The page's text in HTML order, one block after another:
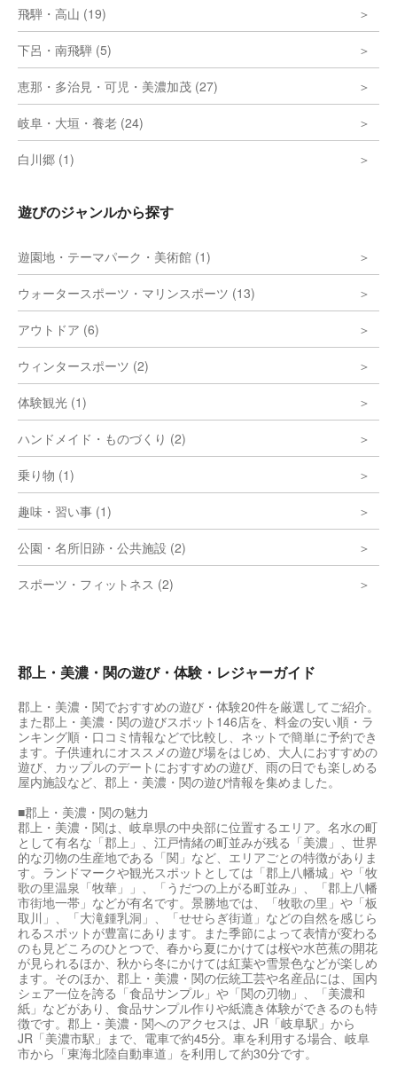
飛騨・高山 (19)
下呂・南飛騨 (5)
恵那・多治見・可児・美濃加茂 (27)
岐阜・大垣・養老 (24)
白川郷 (1)
遊びのジャンルから探す
遊園地・テーマパーク・美術館 (1)
ウォータースポーツ・マリンスポーツ (13)
アウトドア (6)
ウィンタースポーツ (2)
体験観光 (1)
ハンドメイド・ものづくり (2)
乗り物 (1)
趣味・習い事 (1)
公園・名所旧跡・公共施設 (2)
スポーツ・フィットネス (2)
郡上・美濃・関の遊び・体験・レジャーガイド
郡上・美濃・関でおすすめの遊び・体験20件を厳選してご紹介。
また郡上・美濃・関の遊びスポット146店を、料金の安い順・ラ
ンキング順・口コミ情報などで比較し、ネットで簡単に予約でき
ます。子供連れにオススメの遊び場をはじめ、大人におすすめの
遊び、カップルのデートにおすすめの遊び、雨の日でも楽しめる
屋内施設など、郡上・美濃・関の遊び情報を集めました。
■郡上・美濃・関の魅力
郡上・美濃・関は、岐阜県の中央部に位置するエリア。名水の町
として有名な「郡上」、江戸情緒の町並みが残る「美濃」、世界
的な刃物の生産地である「関」など、エリアごとの特徴がありま
す。ランドマークや観光スポットとしては「郡上八幡城」や「牧
歌の里温泉「牧華」」、「うだつの上がる町並み」、「郡上八幡
市街地一帯」などが有名です。景勝地では、「牧歌の里」や「板
取川」、「大滝鍾乳洞」、「せせらぎ街道」などの自然を感じら
れるスポットが豊富にあります。また季節によって表情が変わる
のも見どころのひとつで、春から夏にかけては桜や水芭蕉の開花
が見られるほか、秋から冬にかけては紅葉や雪景色などが楽しめ
ます。そのほか、郡上・美濃・関の伝統工芸や名産品には、国内
シェア一位を誇る「食品サンプル」や「関の刃物」、「美濃和
紙」などがあり、食品サンプル作りや紙漉き体験ができるのも特
徴です。郡上・美濃・関へのアクセスは、JR「岐阜駅」から
JR「美濃市駅」まで、電車で約45分。車を利用する場合、岐阜
市から「東海北陸自動車道」を利用して約30分です。